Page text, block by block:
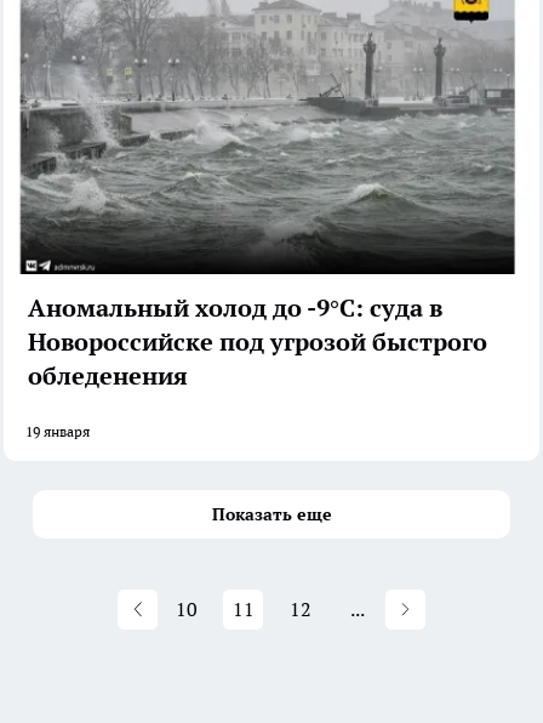
Аномальный холод до -9°С: суда в
Новороссийске под угрозой быстрого
обледенения
19 января
Показать еще
10 11 12 ...